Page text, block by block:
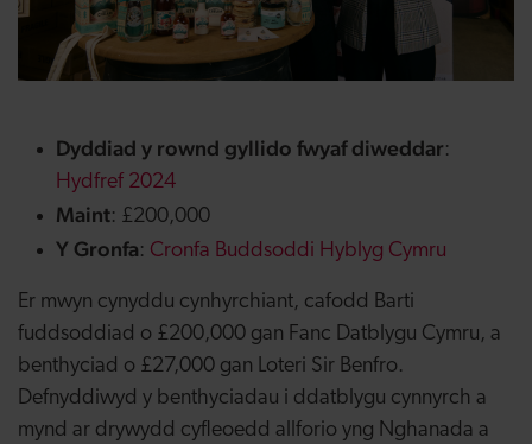
Dyddiad y rownd gyllido fwyaf diweddar:
Hydfref 2024
Maint: £200,000
Y Gronfa: Cronfa Buddsoddi Hyblyg Cymru
Er mwyn cynyddu cynhyrchiant, cafodd Barti
fuddsoddiad o £200,000 gan Fanc Datblygu Cymru, a
benthyciad o £27,000 gan Loteri Sir Benfro.
Defnyddiwyd y benthyciadau i ddatblygu cynnyrch a
mynd ar drywydd cyfleoedd allforio yng Nghanada a